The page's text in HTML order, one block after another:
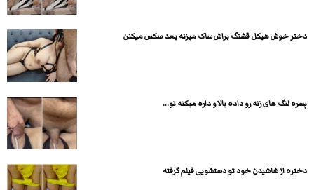
دختر خوش هیکل قشنگ براش ساک میزنه بعد سکس میکنن
پسره لنگ های زنه رو داده بالا و داره میکنه تو...
دختره از شاشیدن خود تو دستشویی فیلم گرفته